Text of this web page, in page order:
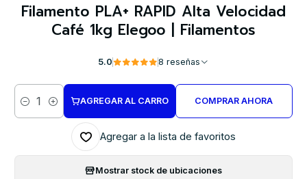
Filamento PLA+ RAPID Alta Velocidad
Café 1kg Elegoo | Filamentos
5.0 8 reseñas
Cantidad
AGREGAR AL CARRO COMPRAR AHORA
Agregar a la lista de favoritos
Mostrar stock de ubicaciones